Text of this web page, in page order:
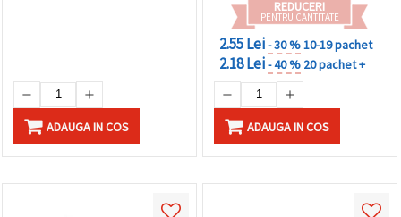
ADAUGA IN COS
REDUCERI
PENTRU CANTITATE
2.55 Lei- 30 %10-19 pachet
2.18 Lei- 40 % 20 pachet +
ADAUGA IN COS